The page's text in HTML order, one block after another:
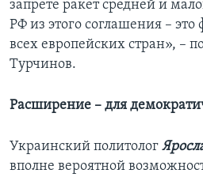
запрете ракет средней и
РФ из этого соглашения – это
всех европейских стран», –
Турчинов.
Расширение – для
Украинский политолог
вполне вероятной